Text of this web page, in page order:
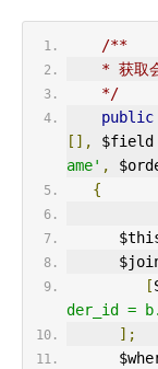
/**
* 获
    */
public
[],
$field
ame' ,
{
[
der_id =
];